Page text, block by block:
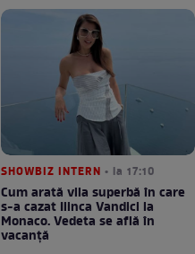
SHOWBIZ INTERN • la 17:10
Cum arată vila superbă în care
s-a cazat Ilinca Vandici la
Monaco. Vedeta se află în
vacanță